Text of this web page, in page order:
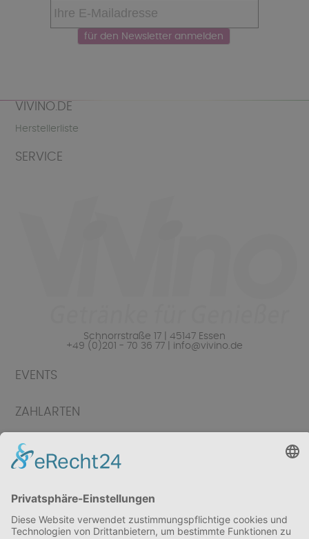
VIVINO.DE
Herstellerliste
SERVICE
Schnorrstraße 17 | 45147 Essen
+49 (0)201 - 70 36 77 | info@vivino.de
EVENTS
ZAHLARTEN